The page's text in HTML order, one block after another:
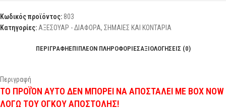
Κωδικός προϊόντος: 803
Κατηγορίες:ΑΞΕΣΟΥΑΡ - ΔΙΑΦΟΡΑ, ΣΗΜΑΙΕΣ ΚΑΙ ΚΟΝΤΑΡΙΑ
ΠΕΡΙΓΡΑΦΉΕΠΙΠΛΈΟΝ ΠΛΗΡΟΦΟΡΊΕΣΑΞΙΟΛΟΓΉΣΕΙΣ (0)
Περιγραφή
ΤΟ ΠΡΟΪΌΝ ΑΥΤΟ ΔΕΝ ΜΠΟΡΕΙ ΝΑ ΑΠΟΣΤΑΛΕΙ ΜΕ BOX NOW
ΛΟΓΩ ΤΟΥ ΟΓΚΟΥ ΑΠΟΣΤΟΛΗΣ!